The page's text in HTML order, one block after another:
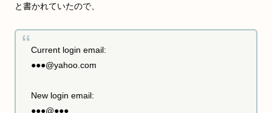
と書かれていたので、
Current login email:
●●●@yahoo.com
New login email:
●●●@●●●